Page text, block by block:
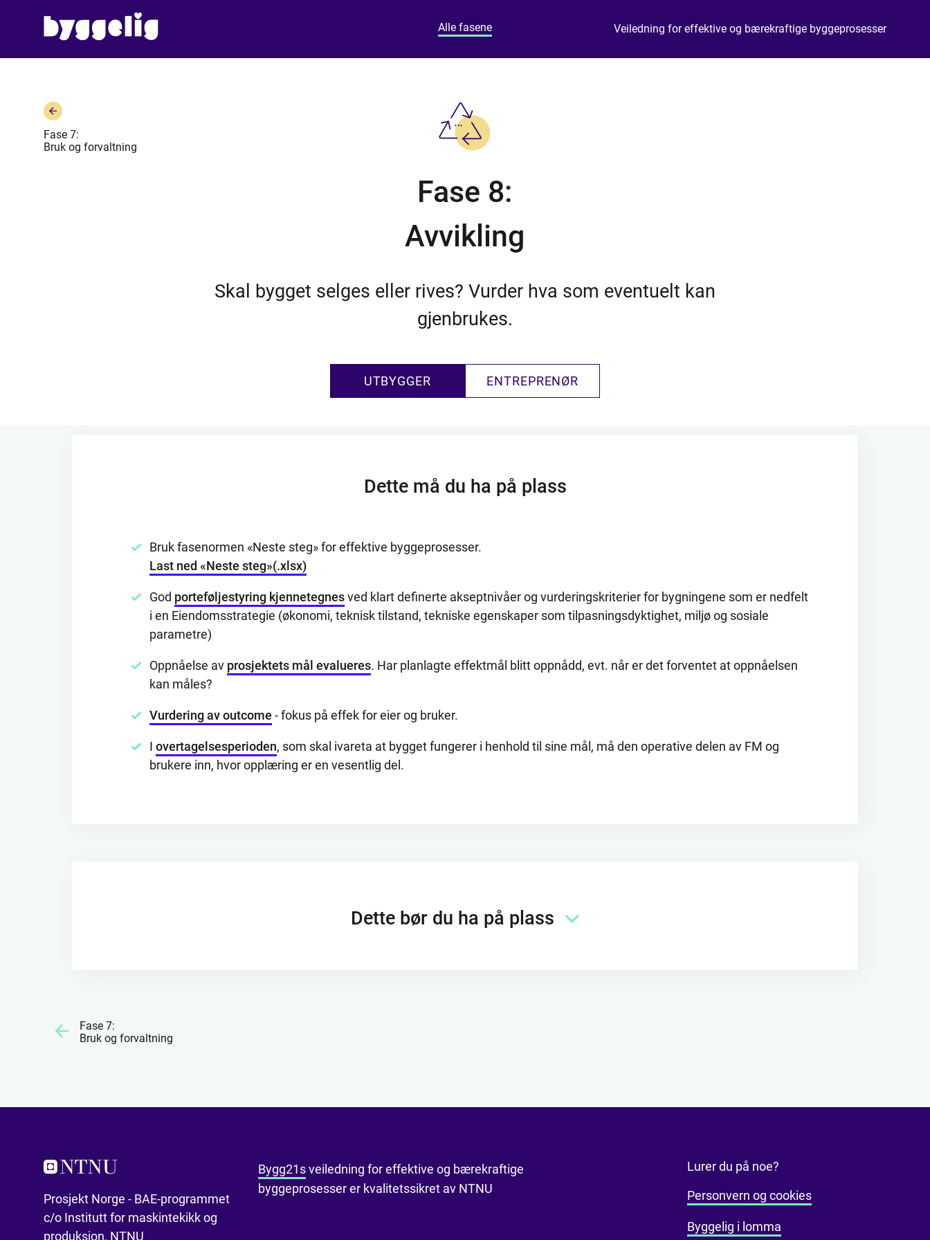
Alle fasene Veiledning for effektive og bærekraftige byggeprosesser
Fase 7:
Bruk og forvaltning
Fase 8:
Avvikling
Skal bygget selges eller rives? Vurder hva som eventuelt kan
gjenbrukes.
UTBYGGER ENTREPRENØR
Dette må du ha på plass
Bruk fasenormen «Neste steg» for effektive byggeprosesser.
Last ned «Neste steg»(.xlsx)
God porteføljestyring kjennetegnesved klart definerte akseptnivåer og vurderingskriterier for bygningene som er nedfelt
i en Eiendomsstrategie (økonomi, teknisk tilstand, tekniske egenskaper som tilpasningsdyktighet, miljø og sosiale
parametre)
Oppnåelse av prosjektets mål evalueres. Har planlagte effektmål blitt oppnådd, evt. når er det forventet at oppnåelsen
kan måles?
Vurdering av outcome - fokus på effek for eier og bruker.
I overtagelsesperioden, som skal ivareta at bygget fungerer i henhold til sine mål, må den operative delen av FM og
brukere inn, hvor opplæring er en vesentlig del.
Dette bør du ha på plass
Fase 7:
Bruk og forvaltning
Prosjekt Norge - BAE-programmet
c/o Institutt for maskintekikk og
produksjon, NTNU
Bygg21s veiledning for effektive og bærekraftige
byggeprosesser er kvalitetssikret av NTNU
Lurer du på noe?
Personvern og cookies
Byggelig i lomma